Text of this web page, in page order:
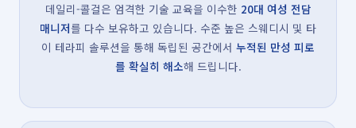
데일리-콜걸은 엄격한 기술 교육을 이수한 20대 여성 전담
매니저를 다수 보유하고 있습니다. 수준 높은 스웨디시 및 타
이 테라피 솔루션을 통해 독립된 공간에서 누적된 만성 피로
를 확실히 해소해 드립니다.